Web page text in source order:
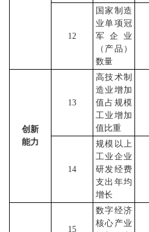
12
国家制造
业单项冠
军企业
（产品）
数量
创新
能力
13
高技术制
造业增加
值占规模
工业增加
值比重
14
规模以上
工业企业
研发经费
支出年均
增长
15
数字经济
核心产业